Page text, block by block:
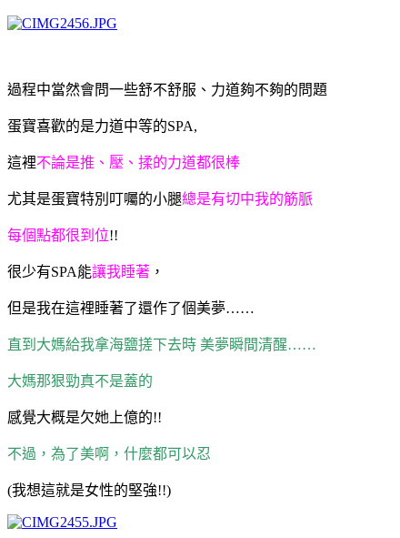
過程中當然會問一些舒不舒服、力道夠不夠的問題
蛋寶喜歡的是力道中等的SPA,
這裡不論是推、壓、揉的力道都很棒
尤其是蛋寶特別叮囑的小腿總是有切中我的筋脈
每個點都很到位!!
很少有SPA能讓我睡著 ，
但是我在這裡睡著了還作了個美夢……
直到大媽給我拿海鹽搓下去時 美夢瞬間清醒……
大媽那狠勁真不是蓋的
感覺大概是欠她上億的!!
不過，為了美啊，什麼都可以忍
(我想這就是女性的堅強!!)